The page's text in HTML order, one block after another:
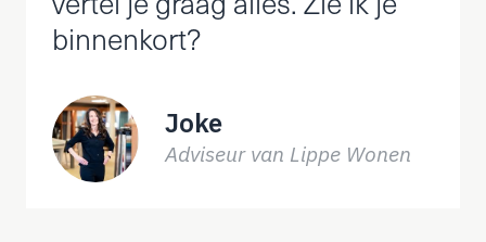
binnenkort?
Joke
Adviseur van Lippe Wonen